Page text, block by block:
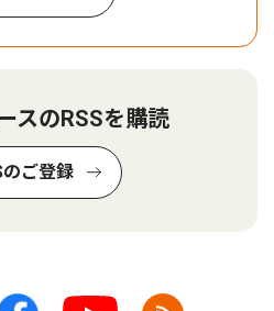
スのRSSを購読
のご登録